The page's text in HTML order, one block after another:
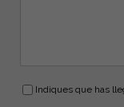
Indiques que has